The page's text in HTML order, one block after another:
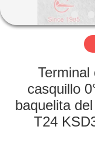
VR
SHOW
SOBRE
VIAJE
Terminal
casquillo
baquelita
T24